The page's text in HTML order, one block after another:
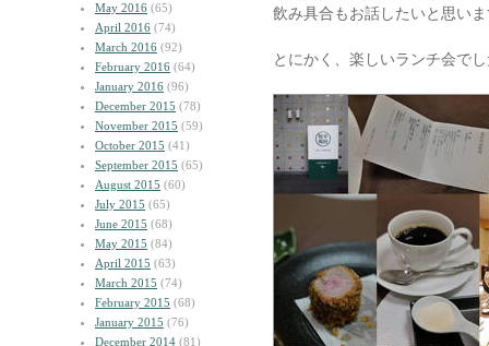
May 2016 (65)
April 2016 (74)
March 2016 (92)
February 2016 (64)
January 2016 (96)
December 2015 (78)
November 2015 (59)
October 2015 (41)
September 2015 (65)
August 2015 (60)
July 2015 (65)
June 2015 (68)
May 2015 (84)
April 2015 (63)
March 2015 (74)
February 2015 (68)
January 2015 (76)
December 2014 (81)
飲み具合もお話したいと思い
とにかく、楽しいランチ会で